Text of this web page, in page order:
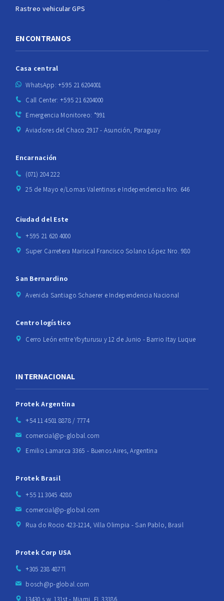
Rastreo vehicular GPS
ENCONTRANOS
Casa central
WhatsApp: +595 21 6204001
Call Center: +595 21 6204000
Emergencia Monitoreo: *991
Aviadores del Chaco 2917 - Asunción, Paraguay
Encarnación
(071) 204 222
25 de Mayo e/Lomas Valentinas e Independencia Nro. 646
Ciudad del Este
+595 21 620 4000
Super Carretera Mariscal Francisco Solano López Nro. 980
San Bernardino
Avenida Santiago Schaerer e Independencia Nacional
Centro logístico
Cerro León entre Ybyturusu y 12 de Junio - Barrio Itay Luque
INTERNACIONAL
Protek Argentina
+54 11 4501 8878 / 7774
comercial@p-global.com
Emilio Lamarca 3365 - Buenos Aires, Argentina
Protek Brasil
+55 11 3045 4280
comercial@p-global.com
Rua do Rocio 423-1214, Villa Olimpia - San Pablo, Brasil
Protek Corp USA
+305 238 4877l
bosch@p-global.com
13430 s.w. 131st - Miami, FL 33186